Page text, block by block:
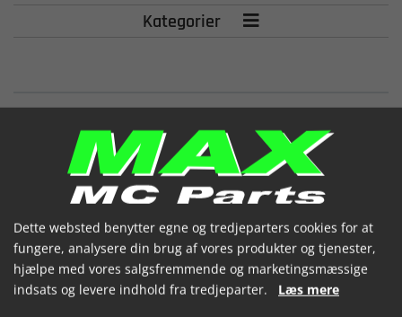
Kategorier 
BODY,FLOAT (EZ)
(13245HE7100)


Dette websted benytter egne og tredjeparters cookies for at
fungere, analysere din brug af vores produkter og tjenester,
hjælpe med vores salgsfremmende og marketingsmæssige
indsats og levere indhold fra tredjeparter. Læs mere